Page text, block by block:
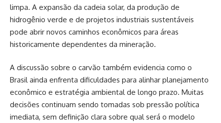
limpa. A expansão da cadeia solar, da produção de
hidrogênio verde e de projetos industriais sustentáveis
pode abrir novos caminhos econômicos para áreas
historicamente dependentes da mineração.
A discussão sobre o carvão também evidencia como o
Brasil ainda enfrenta dificuldades para alinhar planejamento
econômico e estratégia ambiental de longo prazo. Muitas
decisões continuam sendo tomadas sob pressão política
imediata, sem definição clara sobre qual será o modelo